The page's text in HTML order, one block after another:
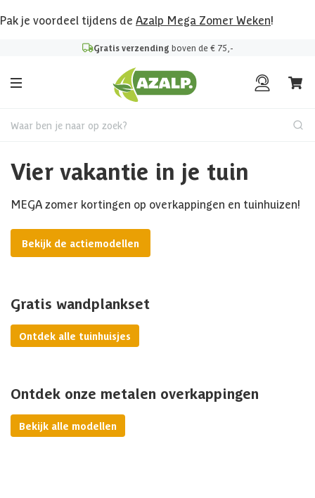
Pak je voordeel tijdens de Azalp Mega Zomer Weken!
Gratis verzending boven de € 75,-
Waar ben je naar op zoek?
Vier vakantie in je tuin
MEGA zomer kortingen op overkappingen en tuinhuizen!
Bekijk de actiemodellen
Gratis wandplankset
Ontdek alle tuinhuisjes
Ontdek onze metalen overkappingen
Bekijk alle modellen